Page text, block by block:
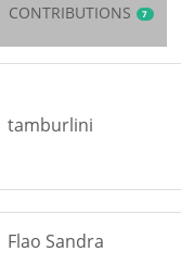
CONTRIBUTIONS 7
tamburlini
Flao Sandra